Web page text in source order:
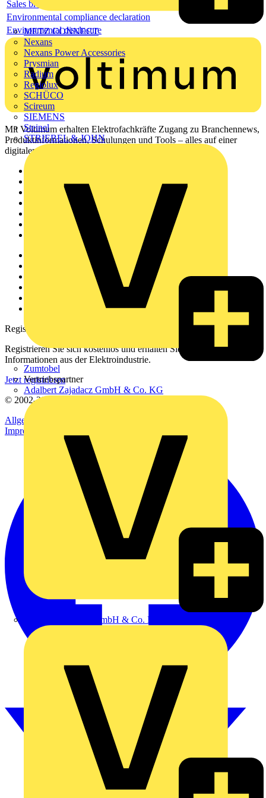
METZ CONNECT
Nexans
Nexans Power Accessories
Prysmian
Radium
Regiolux
SCHÜCO
Scireum
SIEMENS
Steinel
STRIEBEL & JOHN
Zumtobel
Vertriebspartner
Adalbert Zajadacz GmbH & Co. KG
Alexander Bürkle GmbH & Co. KG
Sales brochure
Environmental compliance declaration
Environmental disclosure
Mit Voltimum erhalten Elektrofachkräfte Zugang zu Branchennews,
Produktinformationen, Schulungen und Tools – alles auf einer
digitalen Plattform und Community.
Produktsuche
Downloadbereich (PDFs)
Häufig gestellte Fragen
Registrierung
Registrieren Sie sich kostenlos und erhalten Sie stets aktuelle
Informationen aus der Elektroindustrie.
Jetzt registrieren
© 2002-2026
Allgemeine Geschäftsbedingungen
Impressum